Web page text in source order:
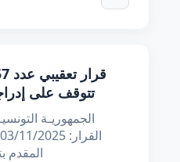
تتوقف على
المقدم بتاريخ 06/09/2024 من طرف الأستاذة *****